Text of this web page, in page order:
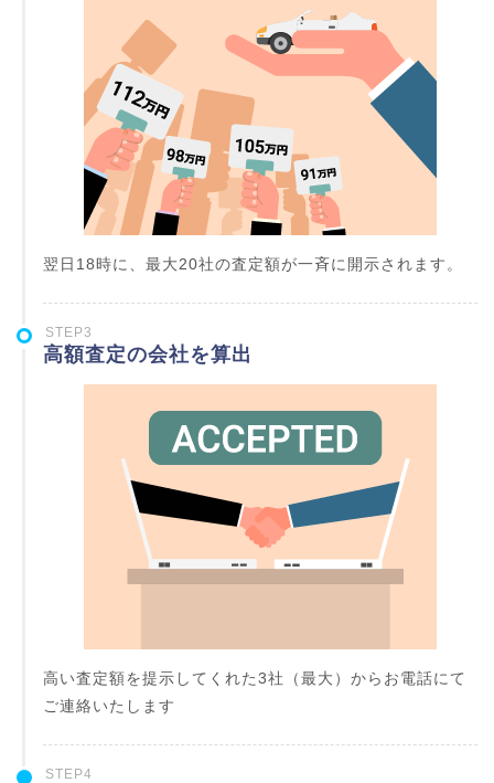
翌日18時に、最大20社の査定額が一斉に開示されます。
STEP3
高額査定の会社を算出
高い査定額を提示してくれた3社（最大）からお電話にて
ご連絡いたします
STEP4